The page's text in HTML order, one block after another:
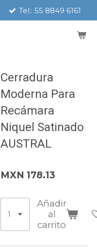
Tel.: 55 8849 6161
Cerradura
Moderna Para
Recámara
Niquel Satinado
AUSTRAL
MXN 178.13
Añadir
al
carrito